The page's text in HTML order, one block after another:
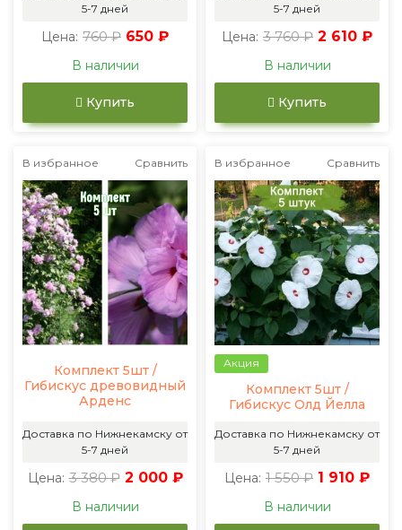
5-7 дней
Цена: 760 ₽ 650 ₽
В наличии
Купить
5-7 дней
Цена: 3 760 ₽ 2 610 ₽
В наличии
Купить
В избранное Сравнить
Комплект 5шт /
Гибискус древовидный
Арденс
Доставка по Нижнекамску от
5-7 дней
Цена: 3 380 ₽ 2 000 ₽
В наличии
В избранное Сравнить
Акция
Комплект 5шт /
Гибискус Олд Йелла
Доставка по Нижнекамску от
5-7 дней
Цена: 1 550 ₽ 1 910 ₽
В наличии